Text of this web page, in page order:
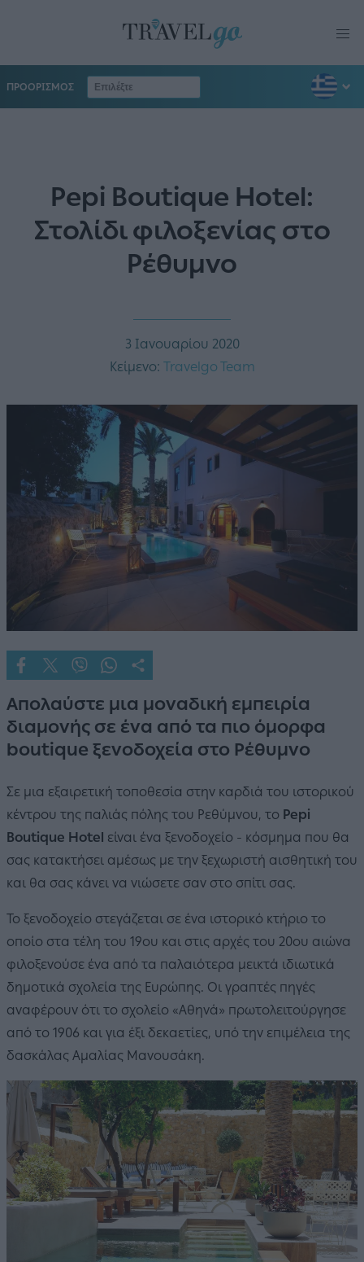
ΠΡΟΟΡΙΣΜΟΣ
Pepi Boutique Hotel:
Στολίδι φιλοξενίας στο
Ρέθυμνο
3 Ιανουαρίου 2020
Κείμενο: Travelgo Team
Απολαύστε μια μοναδική εμπειρία
διαμονής σε ένα από τα πιο όμορφα
boutique ξενοδοχεία στο Ρέθυμνο
Σε μια εξαιρετική τοποθεσία στην καρδιά του ιστορικού
κέντρου της παλιάς πόλης του Ρεθύμνου, το Pepi
Boutique Hotel είναι ένα ξενοδοχείο - κόσμημα που θα
σας κατακτήσει αμέσως με την ξεχωριστή αισθητική του
και θα σας κάνει να νιώσετε σαν στο σπίτι σας.
Το ξενοδοχείο στεγάζεται σε ένα ιστορικό κτήριο το
οποίο στα τέλη του 19ου και στις αρχές του 20ου αιώνα
φιλοξενούσε ένα από τα παλαιότερα μεικτά ιδιωτικά
δημοτικά σχολεία της Ευρώπης. Οι γραπτές πηγές
αναφέρουν ότι το σχολείο «Αθηνά» πρωτολειτούργησε
από το 1906 και για έξι δεκαετίες, υπό την επιμέλεια της
δασκάλας Αμαλίας Μανουσάκη.